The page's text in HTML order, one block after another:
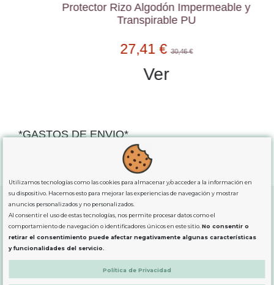
Protector Rizo Algodón Impermeable y
Transpirable PU
27,41 €30,46 €
Ver
*GASTOS DE ENVIO*
para comprassuperiores a 80€
exclusiva para la peninsula.
SOBRE NOSOTROS
LEGAL
Utilizamos tecnologías como las cookies para almacenar y/o acceder a la información en
su dispositivo. Hacemos esto para mejorar las experiencias de navegación y mostrar
anuncios personalizados y no personalizados.
Al consentir el uso de estas tecnologías, nos permite procesar datos como el
comportamiento de navegación o identificadores únicos en este sitio.No consentir o
retirar el consentimiento puede afectar negativamente algunas características
y funcionalidades del servicio.
Política de Privacidad